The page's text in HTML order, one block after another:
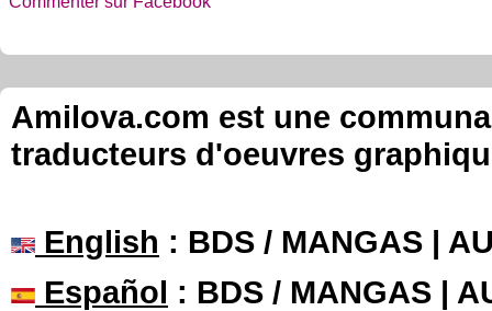
Amilova.com est une
traducteurs d'oeuvres
English : BDS / MANGAS |
Español : BDS / MANGAS |